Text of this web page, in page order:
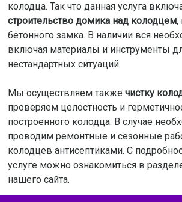
колодца. Так что данная услуга
строительство домика над колодцем,
бетонного замка. В наличии вся
включая материалы и инструменты
нестандартных ситуаций.
Мы осуществляем также чистку
проверяем целостность и
построенного колодца. В случае
проводим ремонтные и сезонные
колодцев антисептиками. С
услуге можно ознакомиться в
нашего сайта.